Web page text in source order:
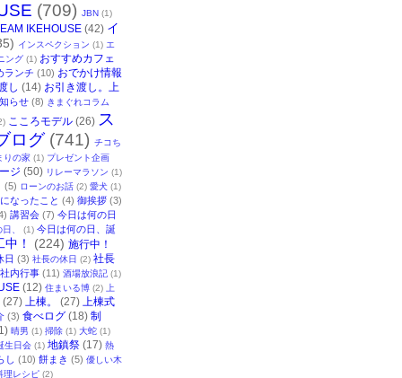
(709) JBN (1)
IKEHOUSE (42) イ
インスペクション (1) エ
ング (1) おすすめカフェ
ランチ (10) おでかけ情報
し (14) お引き渡し。上
らせ (8) きまぐれコラム
こころモデル (26) ス
ログ (741) チコち
りの家 (1) プレゼント企画
ジ (50) リレーマラソン (1)
(5) ローンのお話 (2) 愛犬 (1)
なったこと (4) 御挨拶 (3)
講習会 (7) 今日は何の日
、 (1) 今日は何の日、誕
中！ (224) 施行中！
日 (3) 社長の休日 (2) 社長
社内行事 (11) 酒場放浪記 (1)
(12) 住まいる博 (2)
上
(27) 上棟。 (27) 上棟式
(3) 食べログ (18) 制
晴男 (1) 掃除 (1) 大蛇 (1)
生日会 (1) 地鎮祭 (17) 熱
し (10) 餅まき (5) 優しい木
理レシピ (2)